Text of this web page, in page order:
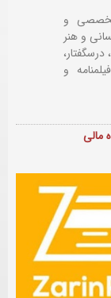
تخصصی و
و هنر
فیلمنامه و
مالی